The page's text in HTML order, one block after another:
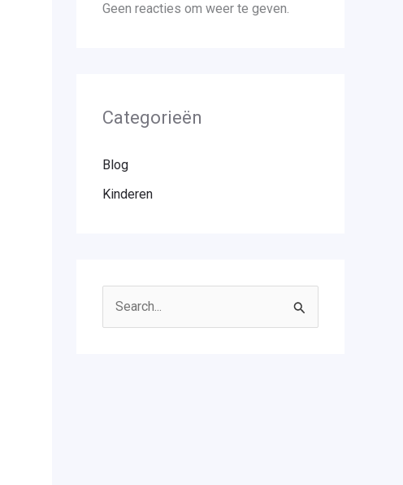
Geen reacties om weer te geven.
Categorieën
Blog
Kinderen